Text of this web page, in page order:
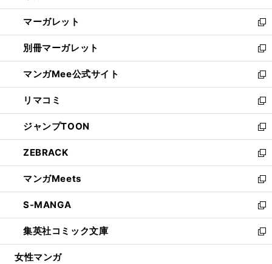
開
く
ウ
で
開
く
ン
ド
ウ
で
開
く
し
い
ウ
ィ
ン
ド
ウ
で
開
く
マーガレット
新
し
い
ウ
ィ
ン
ド
ウ
で
開
く
別冊マーガレット
新
し
い
ウ
ィ
ン
ド
ウ
で
開
く
マンガMee公式サイト
新
し
い
ウ
ィ
ン
ド
ウ
で
開
く
リマコミ
新
し
い
ウ
ィ
ン
ド
ウ
で
開
く
ジャンプTOON
新
し
い
ウ
ィ
ン
ド
ウ
で
開
ZEBRACK
新
し
い
ウ
ィ
ン
ド
ウ
マンガMeets
新
し
い
ウ
ィ
ン
S-MANGA
新
し
い
ウ
集英社コミック文庫
新
し
女性マンガ